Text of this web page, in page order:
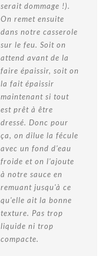
serait dommage !).
On remet ensuite
dans notre casserole
sur le feu. Soit on
attend avant de la
faire épaissir, soit on
la fait épaissir
maintenant si tout
est prêt à être
dressé. Donc pour
ça, on dilue la fécule
avec un fond d'eau
froide et on l'ajoute
à notre sauce en
remuant jusqu'à ce
qu'elle ait la bonne
texture. Pas trop
liquide ni trop
compacte.